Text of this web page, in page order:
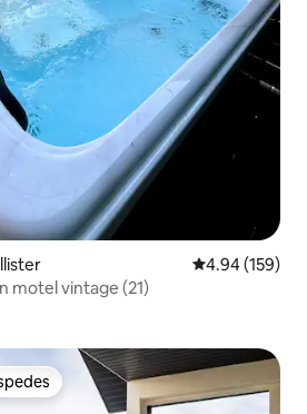
Calificación
4.94 (159)
motel vintage (21)
entre huéspedes